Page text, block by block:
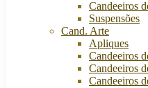
Candeeiros
Suspensões
Cand. Arte
Apliques
Candeeiros
Candeeiros
Candeeiros